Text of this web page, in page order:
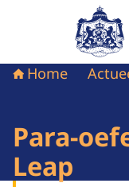
Naar
Home
Para-
Leap